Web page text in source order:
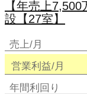
【年売上
設【27室】
売上/月
営業利益/月
年間利回り